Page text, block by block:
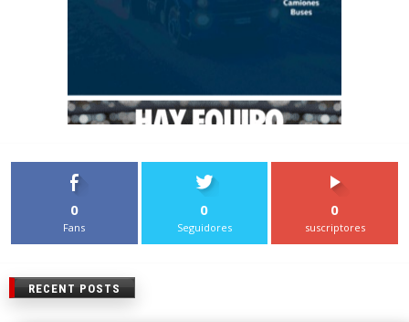
0
Fans
0
Seguidores
0
suscriptores
RECENT POSTS